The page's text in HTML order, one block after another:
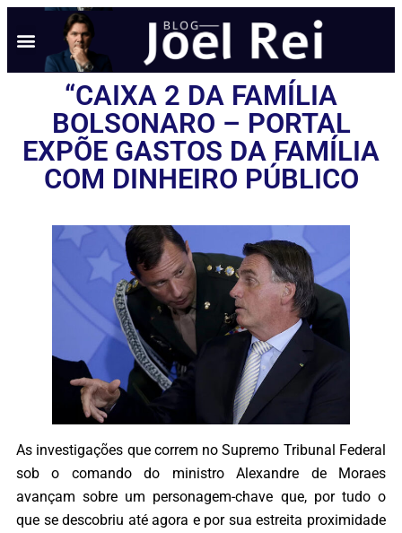
“CAIXA 2 DA FAMÍLIA
BOLSONARO – PORTAL
EXPÕE GASTOS DA FAMÍLIA
COM DINHEIRO PÚBLICO
As investigações que correm no Supremo Tribunal Federal
sob o comando do ministro Alexandre de Moraes
avançam sobre um personagem-chave que, por tudo o
que se descobriu até agora e por sua estreita proximidade